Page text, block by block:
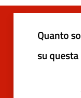
Quanto
su